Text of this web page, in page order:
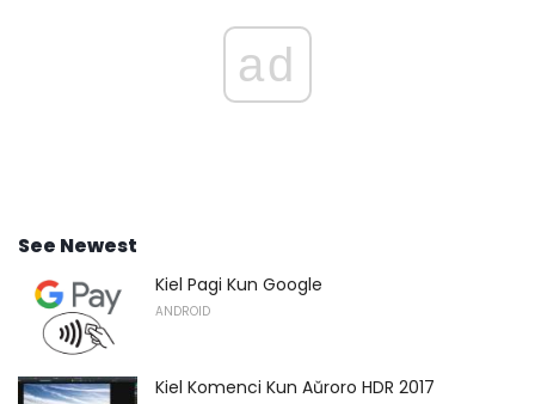
ad
See Newest
Kiel Pagi Kun Google
ANDROID
Kiel Komenci Kun Aŭroro HDR 2017